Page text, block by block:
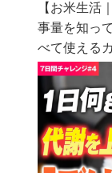
【お米生活
事量を知っ
べて使える